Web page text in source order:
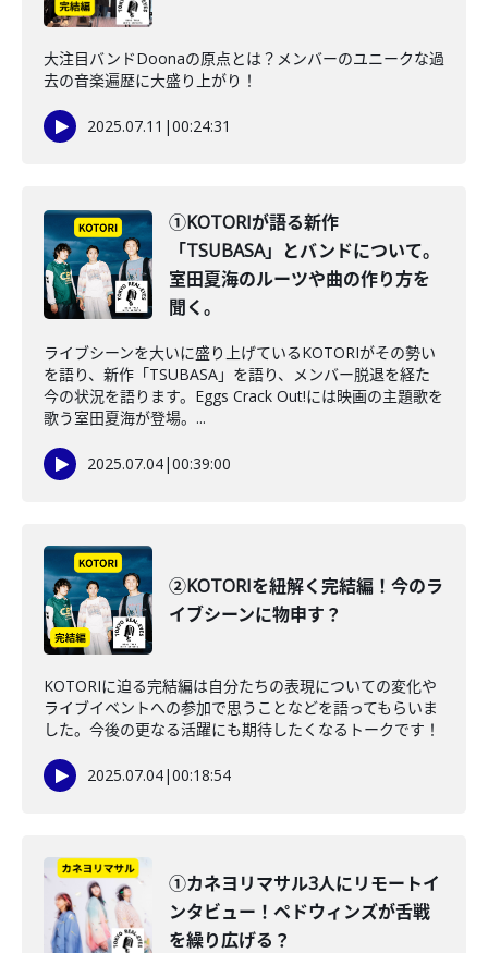
大注目バンドDoonaの原点とは？メンバーのユニークな過
去の音楽遍歴に大盛り上がり！
2025.07.11 |00:24:31
①KOTORIが語る新作
「TSUBASA」とバンドについて。
室田夏海のルーツや曲の作り方を
聞く。
ライブシーンを大いに盛り上げているKOTORIがその勢い
を語り、新作「TSUBASA」を語り、メンバー脱退を経た
今の状況を語ります。Eggs Crack Out!には映画の主題歌を
歌う室田夏海が登場。...
2025.07.04|00:39:00
②KOTORIを紐解く完結編！今のラ
イブシーンに物申す？
KOTORIに迫る完結編は自分たちの表現についての変化や
ライブイベントへの参加で思うことなどを語ってもらいま
した。今後の更なる活躍にも期待したくなるトークです！
2025.07.04|00:18:54
①カネヨリマサル3人にリモートイ
ンタビュー！ペドウィンズが舌戦
を繰り広げる？